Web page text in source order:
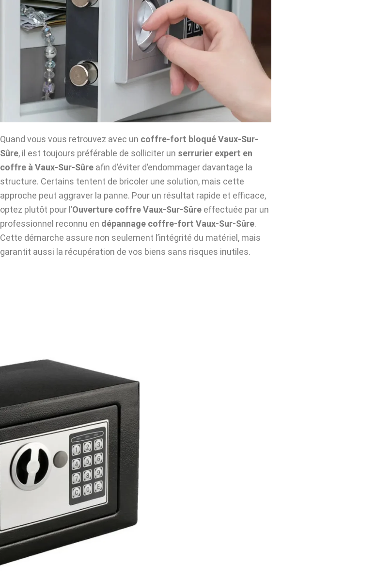
Quand vous vous retrouvez avec un coffre-fort bloqué Vaux-Sur-
Sûre, il est toujours préférable de solliciter un serrurier expert en
coffre à Vaux-Sur-Sûre afin d’éviter d’endommager davantage la
structure. Certains tentent de bricoler une solution, mais cette
approche peut aggraver la panne. Pour un résultat rapide et efficace,
optez plutôt pour l’Ouverture coffre Vaux-Sur-Sûre effectuée par un
professionnel reconnu en dépannage coffre-fort Vaux-Sur-Sûre.
Cette démarche assure non seulement l’intégrité du matériel, mais
garantit aussi la récupération de vos biens sans risques inutiles.